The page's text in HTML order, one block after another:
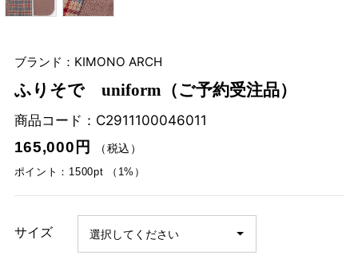
ブランド：KIMONO ARCH
ふりそで uniform（ご予約受注品）
商品コード： C2911100046011
165,000円
（税込）
ポイント：1500pt （1%）
サイズ